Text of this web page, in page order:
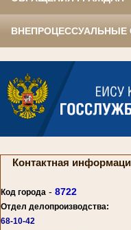
ВНЕПРОЦЕССУАЛЬНЫЕ
Контактная
Код города - 8722
Отдел делопроизводства:
68-10-42